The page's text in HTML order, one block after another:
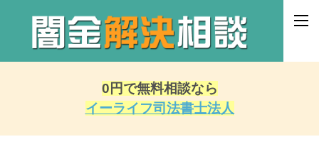
0円で無料相談なら
イーライフ司法書士法人